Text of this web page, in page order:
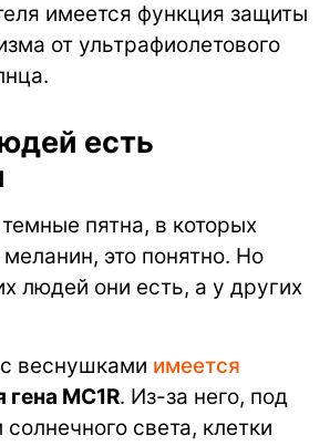
имеется функция защиты
от ультрафиолетового
есть
пятна, в которых
это понятно. Но
людей они есть, а у других
веснушками имеется
MC1R. Из-за него, под
света, клетки